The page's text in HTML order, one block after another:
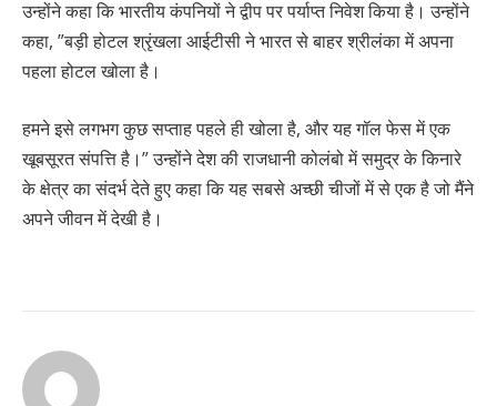
उन्होंने कहा कि भारतीय कंपनियों ने द्वीप पर पर्याप्त निवेश किया है। उन्होंने
कहा, ”बड़ी होटल श्रृंखला आईटीसी ने भारत से बाहर श्रीलंका में अपना
पहला होटल खोला है।
हमने इसे लगभग कुछ सप्ताह पहले ही खोला है, और यह गॉल फेस में एक
खूबसूरत संपत्ति है।” उन्होंने देश की राजधानी कोलंबो में समुद्र के किनारे
के क्षेत्र का संदर्भ देते हुए कहा कि यह सबसे अच्छी चीजों में से एक है जो मैंने
अपने जीवन में देखी है।